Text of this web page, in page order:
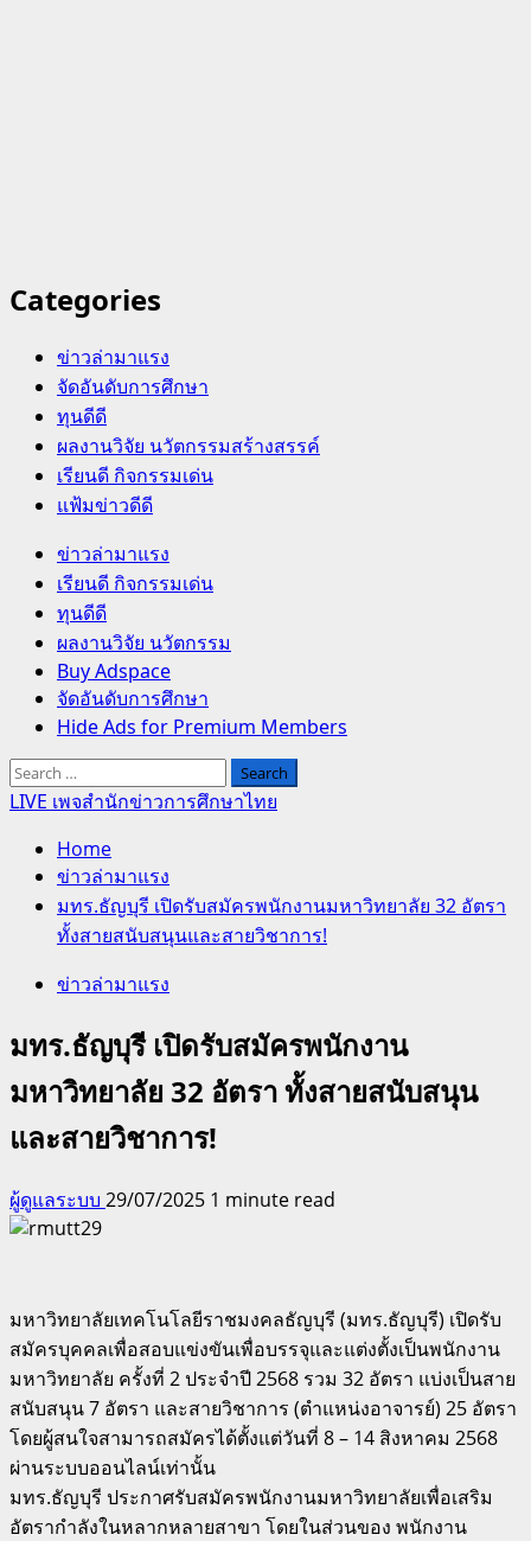
Categories
ข่าวล่ามาแรง
จัดอันดับการศึกษา
ทุนดีดี
ผลงานวิจัย นวัตกรรมสร้างสรรค์
เรียนดี กิจกรรมเด่น
แฟ้มข่าวดีดี
Primary
Menu
ข่าวล่ามาแรง
เรียนดี กิจกรรมเด่น
ทุนดีดี
ผลงานวิจัย นวัตกรรม
Buy Adspace
จัดอันดับการศึกษา
Hide Ads for Premium Members
Search
for:
LIVE เพจสำนักข่าวการศึกษาไทย
Home
ข่าวล่ามาแรง
มทร.ธัญบุรี เปิดรับสมัครพนักงานมหาวิทยาลัย 32 อัตรา
ทั้งสายสนับสนุนและสายวิชาการ!
ข่าวล่ามาแรง
มทร.ธัญบุรี เปิดรับสมัครพนักงาน
มหาวิทยาลัย 32 อัตรา ทั้งสายสนับสนุน
และสายวิชาการ!
ผู้ดูแลระบบ 29/07/2025 1 minute read
มหาวิทยาลัยเทคโนโลยีราชมงคลธัญบุรี (มทร.ธัญบุรี) เปิดรับ
สมัครบุคคลเพื่อสอบแข่งขันเพื่อบรรจุและแต่งตั้งเป็นพนักงาน
มหาวิทยาลัย ครั้งที่ 2 ประจำปี 2568 รวม 32 อัตรา แบ่งเป็นสาย
สนับสนุน 7 อัตรา และสายวิชาการ (ตำแหน่งอาจารย์) 25 อัตรา
โดยผู้สนใจสามารถสมัครได้ตั้งแต่วันที่ 8 – 14 สิงหาคม 2568
ผ่านระบบออนไลน์เท่านั้น
มทร.ธัญบุรี ประกาศรับสมัครพนักงานมหาวิทยาลัยเพื่อเสริม
อัตรากำลังในหลากหลายสาขา โดยในส่วนของ พนักงาน